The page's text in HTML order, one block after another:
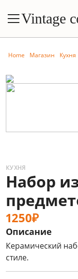
Vintage
Home Магазин Кухня
КУХНЯ
Набор
1250₽
Описание
Керамический
стиле.